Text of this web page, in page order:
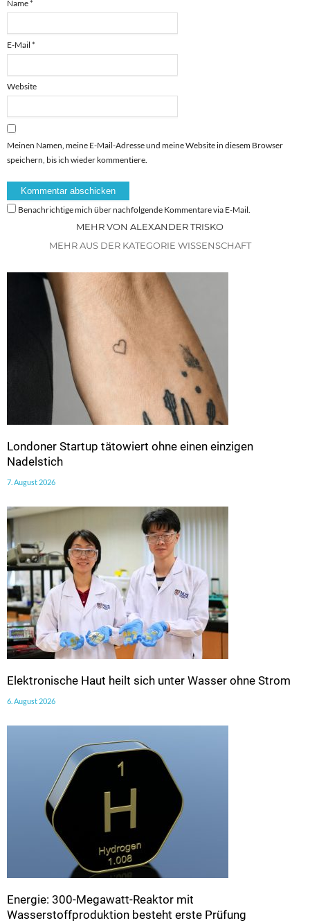
Name*
E-Mail *
Website
Meinen Namen, meine E-Mail-Adresse und meine Website in diesem Browser
speichern, bis ich wieder kommentiere.
Benachrichtige mich über nachfolgende Kommentare via E-Mail.
MEHR VON ALEXANDER TRISKO
MEHR AUS DER KATEGORIE WISSENSCHAFT
Londoner Startup tätowiert ohne einen einzigen
Nadelstich
7. August 2026
Elektronische Haut heilt sich unter Wasser ohne Strom
6. August 2026
Energie: 300-Megawatt-Reaktor mit
Wasserstoffproduktion besteht erste Prüfung